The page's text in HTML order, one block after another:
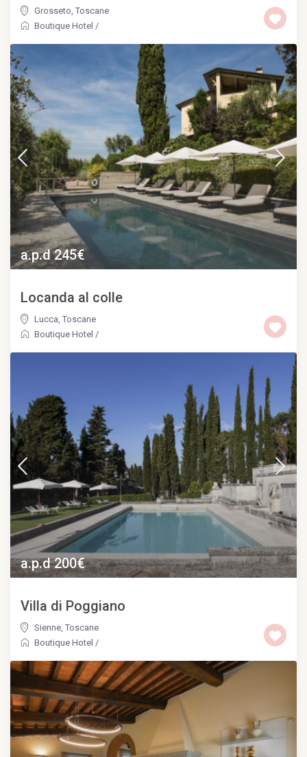
Grosseto ,Toscane
Boutique Hotel /
a.p.d 245€
Locanda al colle
Lucca ,Toscane
Boutique Hotel /
a.p.d 200€
Villa di Poggiano
Sienne ,Toscane
Boutique Hotel /